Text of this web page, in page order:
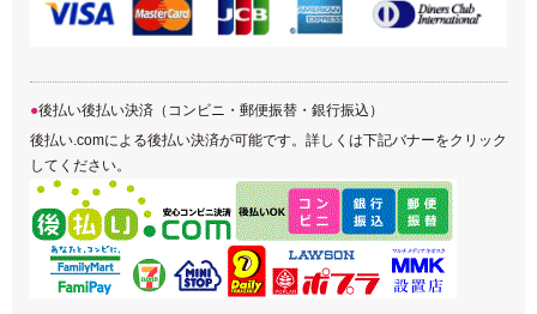
後払い後払い決済（コンビニ・郵便振替・銀行振込）
後払い.comによる後払い決済が可能です。詳しくは下記バナーをクリック
してください。